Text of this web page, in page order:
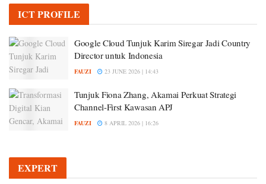
ICT PROFILE
Google Cloud Tunjuk Karim Siregar Jadi Country
Director untuk Indonesia
FAUZI 23 JUNE 2026 | 14:43
Tunjuk Fiona Zhang, Akamai Perkuat Strategi
Channel-First Kawasan APJ
FAUZI 8 APRIL 2026 | 16:26
EXPERT